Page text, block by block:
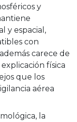
y
y espacial,
con
carece de
física
que los
aérea
la